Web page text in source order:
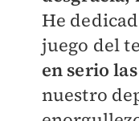
He
juego del
en serio
nuestro